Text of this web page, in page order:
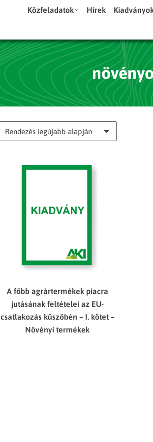
Közfeladatok Hírek
A főbb agrártermékek piacra
jutásának feltételei az EU-
csatlakozás küszöbén – I. kötet –
Növényi termékek